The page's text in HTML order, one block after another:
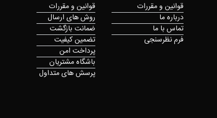
قوانین و مقررات
درباره ما
تماس با ما
فرم نظرسنجی
قوانین و مقررات
روش های ارسال
ضمانت بازگشت
تضمین کیفیت
پرداخت امن
باشگاه مشتریان
پرسش های متداول